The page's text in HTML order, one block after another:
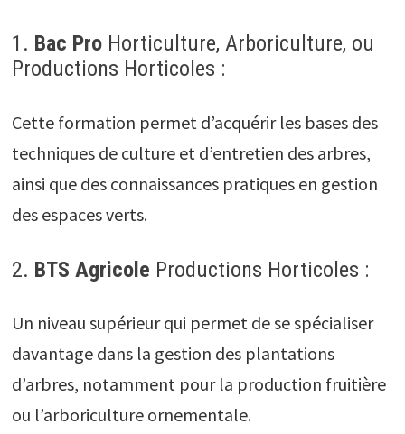
1. Bac ProHorticulture, Arboriculture, ou
Productions Horticoles :
Cette formation permet d’acquérir les bases des
techniques de culture et d’entretien des arbres,
ainsi que des connaissances pratiques en gestion
des espaces verts.
2. BTS Agricole Productions Horticoles :
Un niveau supérieur qui permet de se spécialiser
davantage dans la gestion des plantations
d’arbres, notamment pour la production fruitière
ou l’arboriculture ornementale.